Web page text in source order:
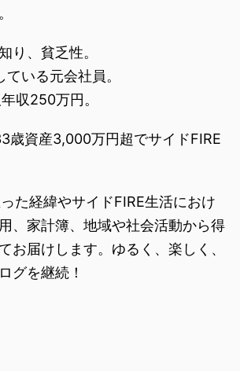
り、貧乏性。
いる元会社員。
収250万円。
歳資産3,000万円超でサイドFIRE
た経緯やサイドFIRE生活におけ
、家計簿、地域や社会活動から得
お届けします。ゆるく、楽しく、
グを継続！